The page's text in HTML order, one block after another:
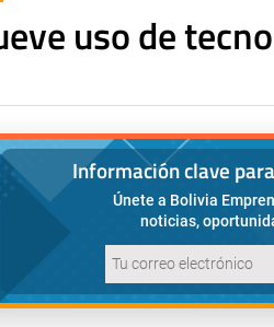
uso de
Información clave
Únete a Bolivia
noticias,